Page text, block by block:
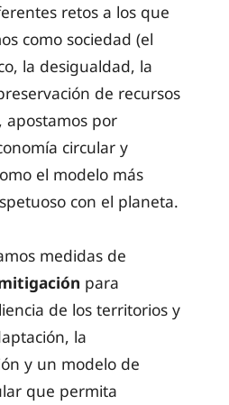
retos a los que
como sociedad (el
la desigualdad, la
de recursos
apostamos por
circular y
el modelo más
con el planeta.
medidas de
para
de los territorios y
la
y un modelo de
que permita